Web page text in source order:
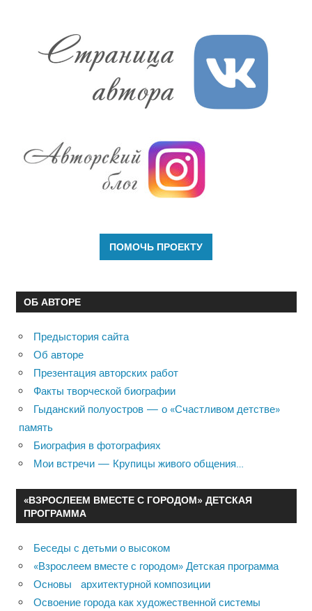
ОБ АВТОРЕ
Предыстория сайта
Об авторе
Презентация авторских работ
Факты творческой биографии
Гыданский полуостров — о «Счастливом детстве»
память
Биография в фотографиях
Мои встречи — Крупицы живого общения…
«ВЗРОСЛЕЕМ ВМЕСТЕ С ГОРОДОМ» ДЕТСКАЯ
ПРОГРАММА
Беседы с детьми о высоком
«Взрослеем вместе с городом» Детская программа
Основы архитектурной композиции
Освоение города как художественной системы